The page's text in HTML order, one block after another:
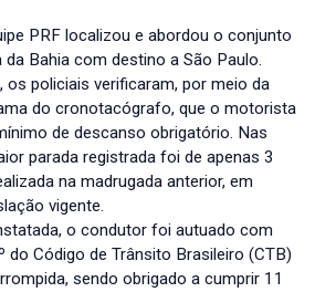
PRF localizou e abordou o conjunto
da Bahia com destino a São Paulo.
os policiais verificaram, por meio da
do cronotacógrafo, que o motorista
de descanso obrigatório. Nas
parada registrada foi de apenas 3
na madrugada anterior, em
vigente.
o condutor foi autuado com
do Código de Trânsito Brasileiro (CTB)
sendo obrigado a cumprir 11